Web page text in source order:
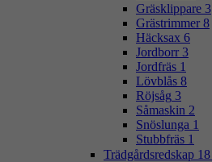
Gräsklippare 3
Grästrimmer 8
Häcksax 6
Jordborr 3
Jordfräs 1
Lövblås 8
Röjsåg 3
Såmaskin 2
Snöslunga 1
Stubbfräs 1
Trädgårdsredskap 18